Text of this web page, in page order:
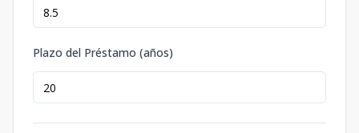
Plazo del Préstamo (años)